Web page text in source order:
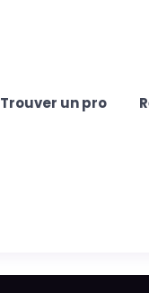
Trouver un pro